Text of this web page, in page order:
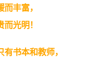
丰富，
光明！
书本和教师，